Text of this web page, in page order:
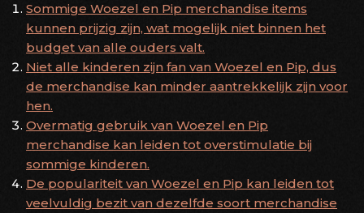
Sommige Woezel en Pip merchandise items
kunnen prijzig zijn, wat mogelijk niet binnen het
budget van alle ouders valt.
Niet alle kinderen zijn fan van Woezel en Pip, dus
de merchandise kan minder aantrekkelijk zijn voor
hen.
Overmatig gebruik van Woezel en Pip
merchandise kan leiden tot overstimulatie bij
sommige kinderen.
De populariteit van Woezel en Pip kan leiden tot
veelvuldig bezit van dezelfde soort merchandise